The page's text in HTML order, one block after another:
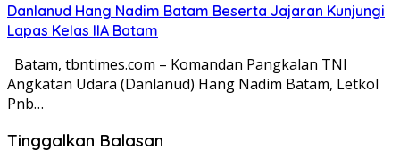
Danlanud Hang Nadim Batam Beserta Jajaran Kunjungi
Lapas Kelas IIA Batam
Batam, tbntimes.com – Komandan Pangkalan TNI
Angkatan Udara (Danlanud) Hang Nadim Batam, Letkol
Pnb…
Tinggalkan Balasan